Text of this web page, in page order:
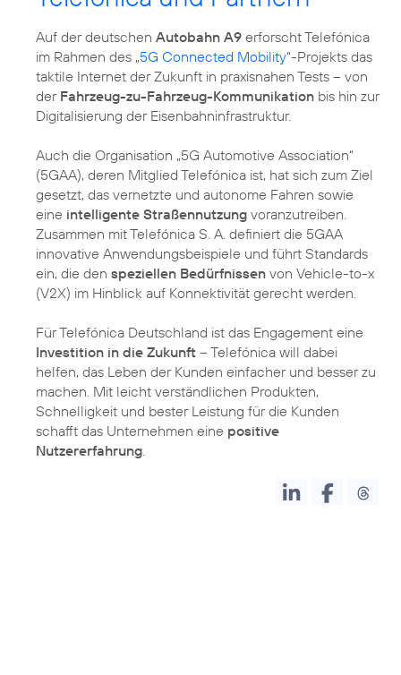
Auf der deutschen Autobahn A9 erforscht Telefónica
im Rahmen des „5G Connected Mobility“-Projekts das
taktile Internet der Zukunft in praxisnahen Tests – von
der Fahrzeug-zu-Fahrzeug-Kommunikation bis hin zur
Digitalisierung der Eisenbahninfrastruktur.
Auch die Organisation „5G Automotive Association“
(5GAA), deren Mitglied Telefónica ist, hat sich zum Ziel
gesetzt, das vernetzte und autonome Fahren sowie
eine intelligente Straßennutzung voranzutreiben.
Zusammen mit Telefónica S. A. definiert die 5GAA
innovative Anwendungsbeispiele und führt Standards
ein, die den speziellen Bedürfnissen von Vehicle-to-x
(V2X) im Hinblick auf Konnektivität gerecht werden.
Für Telefónica Deutschland ist das Engagement eine
Investition in die Zukunft – Telefónica will dabei
helfen, das Leben der Kunden einfacher und besser zu
machen. Mit leicht verständlichen Produkten,
Schnelligkeit und bester Leistung für die Kunden
schafft das Unternehmen eine positive
Nutzererfahrung